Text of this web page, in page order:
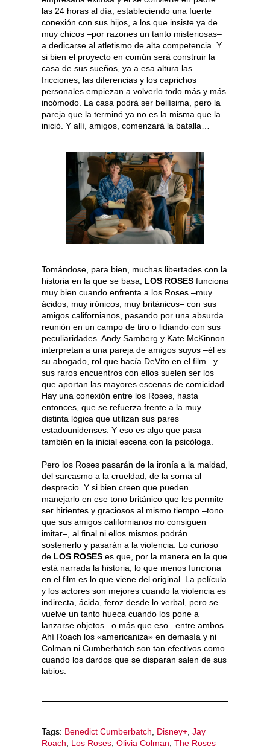
las 24 horas al día, estableciendo una fuerte
conexión con sus hijos, a los que insiste ya de
muy chicos –por razones un tanto misteriosas–
a dedicarse al atletismo de alta competencia. Y
si bien el proyecto en común será construir la
casa de sus sueños, ya a esa altura las
fricciones, las diferencias y los caprichos
personales empiezan a volverlo todo más y más
incómodo. La casa podrá ser bellísima, pero la
pareja que la terminó ya no es la misma que la
inició. Y allí, amigos, comenzará la batalla…
Tomándose, para bien, muchas libertades con la
historia en la que se basa, LOS ROSES funciona
muy bien cuando enfrenta a los Roses –muy
ácidos, muy irónicos, muy británicos– con sus
amigos californianos, pasando por una absurda
reunión en un campo de tiro o lidiando con sus
peculiaridades. Andy Samberg y Kate McKinnon
interpretan a una pareja de amigos suyos –él es
su abogado, rol que hacía DeVito en el film– y
sus raros encuentros con ellos suelen ser los
que aportan las mayores escenas de comicidad.
Hay una conexión entre los Roses, hasta
entonces, que se refuerza frente a la muy
distinta lógica que utilizan sus pares
estadounidenses. Y eso es algo que pasa
también en la inicial escena con la psicóloga.
Pero los Roses pasarán de la ironía a la maldad,
del sarcasmo a la crueldad, de la sorna al
desprecio. Y si bien creen que pueden
manejarlo en ese tono británico que les permite
ser hirientes y graciosos al mismo tiempo –tono
que sus amigos californianos no consiguen
imitar–, al final ni ellos mismos podrán
sostenerlo y pasarán a la violencia. Lo curioso
de LOS ROSES es que, por la manera en la que
está narrada la historia, lo que menos funciona
en el film es lo que viene del original. La película
y los actores son mejores cuando la violencia es
indirecta, ácida, feroz desde lo verbal, pero se
vuelve un tanto hueca cuando los pone a
lanzarse objetos –o más que eso– entre ambos.
Ahí Roach los «americaniza» en demasía y ni
Colman ni Cumberbatch son tan efectivos como
cuando los dardos que se disparan salen de sus
labios.
Tags: Benedict Cumberbatch Disney+ Jay
Roach
Los Roses Olivia Colman The Roses